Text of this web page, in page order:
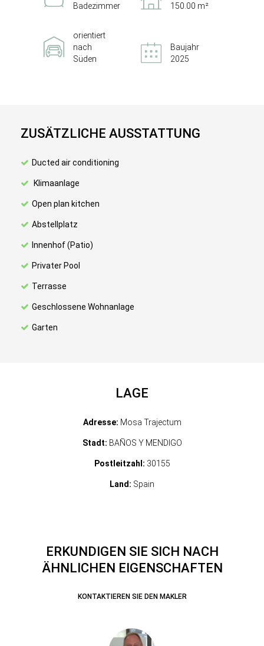
Badezimmer 150.00 m²
orientiert
nach
Süden
Baujahr
2025
ZUSÄTZLICHE AUSSTATTUNG
Ducted air conditioning
Klimaanlage
Open plan kitchen
Abstellplatz
Innenhof (Patio)
Privater Pool
Terrasse
Geschlossene Wohnanlage
Garten
LAGE
Adresse: Mosa Trajectum
Stadt: BAÑOS Y MENDIGO
Postleitzahl: 30155
Land: Spain
ERKUNDIGEN SIE SICH NACH
ÄHNLICHEN EIGENSCHAFTEN
KONTAKTIEREN SIE DEN MAKLER